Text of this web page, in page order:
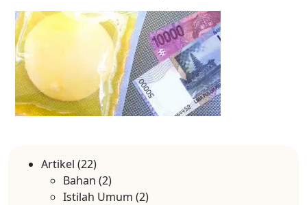
Artikel (22)
Bahan (2)
Istilah Umum (2)